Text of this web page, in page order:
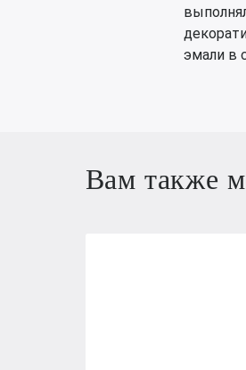
эмали в
Вам также